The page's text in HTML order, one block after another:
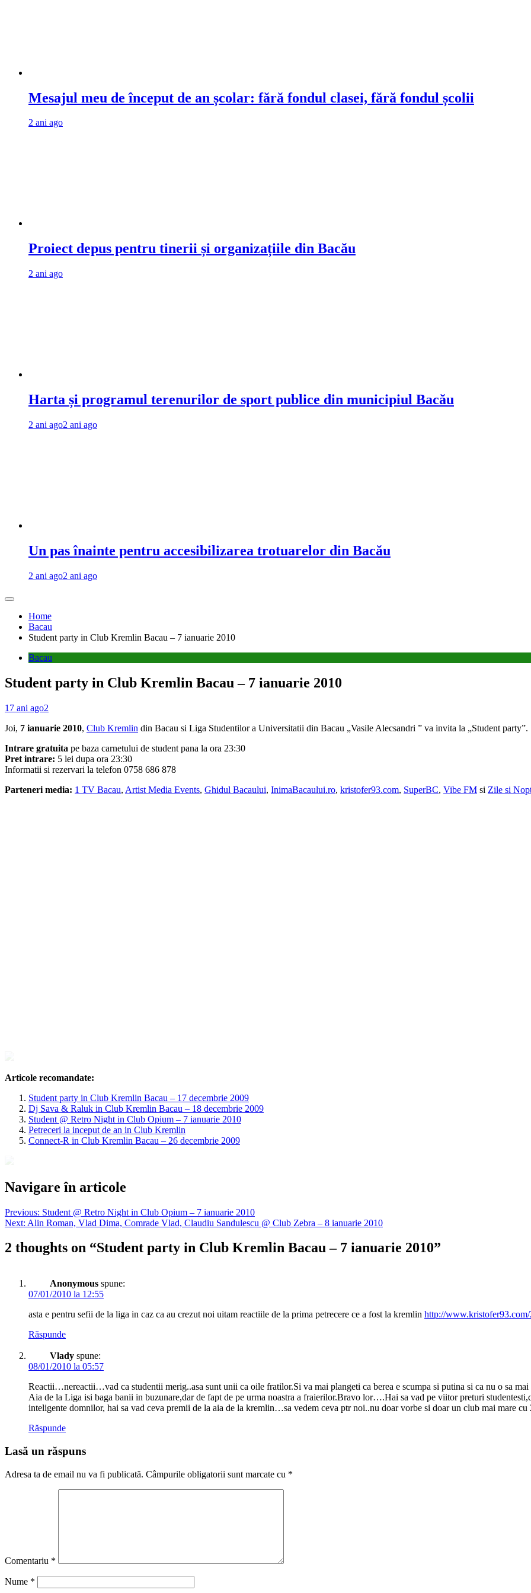
Mesajul meu de început de an școlar: fără fondul clasei, fără fondul școlii
2 ani ago
Proiect depus pentru tinerii și organizațiile din Bacău
2 ani ago
Harta și programul terenurilor de sport publice din municipiul Bacău
2 ani ago2 ani ago
Un pas înainte pentru accesibilizarea trotuarelor din Bacău
2 ani ago2 ani ago
Home
Bacau
Student party in Club Kremlin Bacau – 7 ianuarie 2010
Bacau
Student party in Club Kremlin Bacau – 7 ianuarie 2010
17 ani ago2
Joi, 7 ianuarie 2010, Club Kremlin din Bacau si Liga Studentilor a Universitatii din Bacau „Vasile Alecsandri ” va invita la „Student party”.
Intrare gratuita pe baza carnetului de student pana la ora 23:30
Pret intrare: 5 lei dupa ora 23:30
Informatii si rezervari la telefon 0758 686 878
Parteneri media: 1 TV Bacau, Artist Media Events, Ghidul Bacaului, InimaBacaului.ro, kristofer93.com, SuperBC, Vibe FM si Zile si
Articole recomandate:
Student party in Club Kremlin Bacau – 17 decembrie 2009
Dj Sava & Raluk in Club Kremlin Bacau – 18 decembrie 2009
Student @ Retro Night in Club Opium – 7 ianuarie 2010
Petreceri la inceput de an in Club Kremlin
Connect-R in Club Kremlin Bacau – 26 decembrie 2009
Navigare în articole
Previous: Student @ Retro Night in Club Opium – 7 ianuarie 2010
Next: Alin Roman, Vlad Dima, Comrade Vlad, Claudiu Sandulescu @ Club Zebra – 8 ianuarie 2010
2 thoughts on “Student party in Club Kremlin Bacau – 7 ianuarie 2010”
Anonymous spune:
07/01/2010 la 12:55
asta e pentru sefii de la liga in caz ca au crezut noi uitam reactiile de la prima petrecere ce a fost la kremlin http://
Răspunde
Vlady spune:
08/01/2010 la 05:57
Reactii…nereactii…vad ca studentii merig..asa sunt unii ca oile fratilor.Si va mai plangeti ca berea e scumpa si putina si ca nu o sa
Aia de la Liga isi baga banii in buzunare,dar de fapt de pe urma noastra a fraierilor.Bravo lor….Hai sa vad pe viitor preturi
inteligente domnilor, hai sa vad ceva premii de la aia de la kremlin…sa vedem ceva ptr noi..nu doar vorbe si doar un club mai mare cu
Răspunde
Lasă un răspuns
Adresa ta de email nu va fi publicată. Câmpurile obligatorii sunt marcate cu *
Comentariu *
Nume *